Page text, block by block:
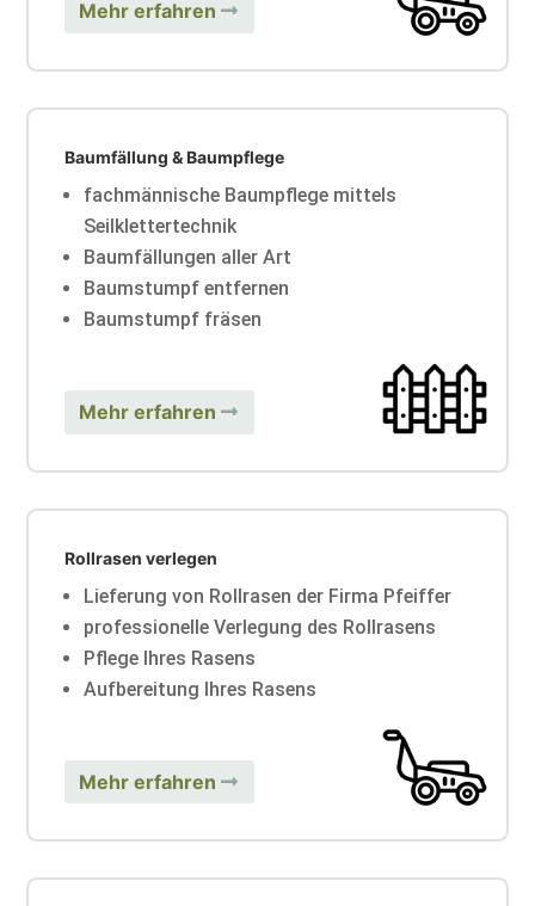
Mehr erfahren
Baumfällung & Baumpflege
fachmännische Baumpflege mittels
Seilklettertechnik
Baumfällungen aller Art
Baumstumpf entfernen
Baumstumpf fräsen
Mehr erfahren
Rollrasen verlegen
Lieferung von Rollrasen der Firma Pfeiffer
professionelle Verlegung des Rollrasens
Pflege Ihres Rasens
Aufbereitung Ihres Rasens
Mehr erfahren